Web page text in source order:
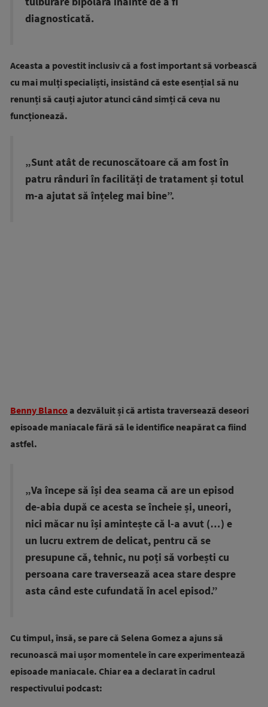
diagnosticată.
Aceasta a povestit inclusiv că a fost important să vorbească
cu mai mulți specialiști, insistând că este esențial să nu
renunți să cauți ajutor atunci când simți că ceva nu
funcționează.
„Sunt atât de recunoscătoare că am fost în
patru rânduri în facilități de tratament și totul
m-a ajutat să înțeleg mai bine”.
Benny Blanco a dezvăluit și că artista traversează deseori
episoade maniacale fără să le identifice neapărat ca fiind
astfel.
„Va începe să își dea seama că are un episod
de-abia după ce acesta se încheie și, uneori,
nici măcar nu își amintește că l-a avut (…) e
un lucru extrem de delicat, pentru că se
presupune că, tehnic, nu poți să vorbești cu
persoana care traversează acea stare despre
asta când este cufundată în acel episod.”
Cu timpul, însă, se pare că Selena Gomez a ajuns să
recunoască mai ușor momentele în care experimentează
episoade maniacale. Chiar ea a declarat în cadrul
respectivului podcast: